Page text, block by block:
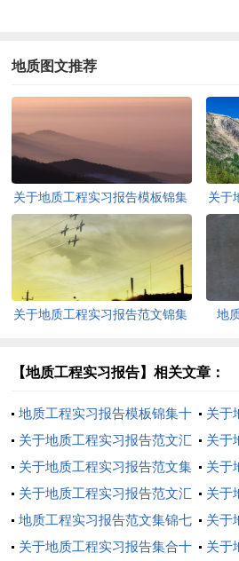
地质图文推荐
关于地质工程实习报告模板锦集
十篇
关于
关于地质工程实习报告范文锦集
地
【地质工程实习报告】相关文章：
地质工程实习报告模板锦集十
篇
关于
集七篇
关于地质工程实习报告范文汇
编十篇
关于
合十篇
关于地质工程实习报告范文集
合5篇
关于
集10篇
关于地质工程实习报告范文汇
编7篇
关于
锦6篇
地质工程实习报告范文集锦七
篇
关于
编6篇
关于地质工程实习报告集合十 关于